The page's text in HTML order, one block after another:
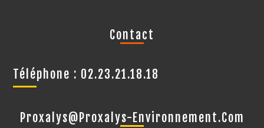
Contact
Téléphone : 02.23.21.18.18
Proxalys@proxalys-Environnement.com